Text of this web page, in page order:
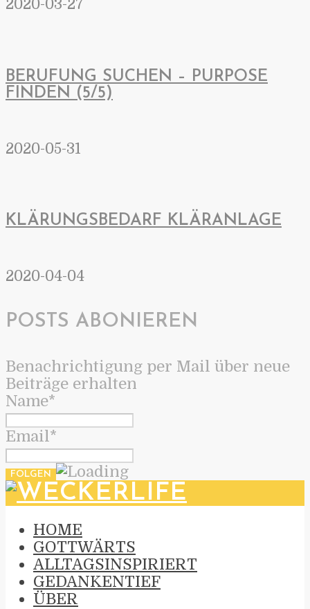
2020-03-27
BERUFUNG SUCHEN – PURPOSE
FINDEN (5/5)
2020-05-31
KLÄRUNGSBEDARF KLÄRANLAGE
2020-04-04
POSTS ABONIEREN
Benachrichtigung per Mail über neue
Beiträge erhalten
Name*
Email*
HOME
GOTTWÄRTS
ALLTAGSINSPIRIERT
GEDANKENTIEF
ÜBER